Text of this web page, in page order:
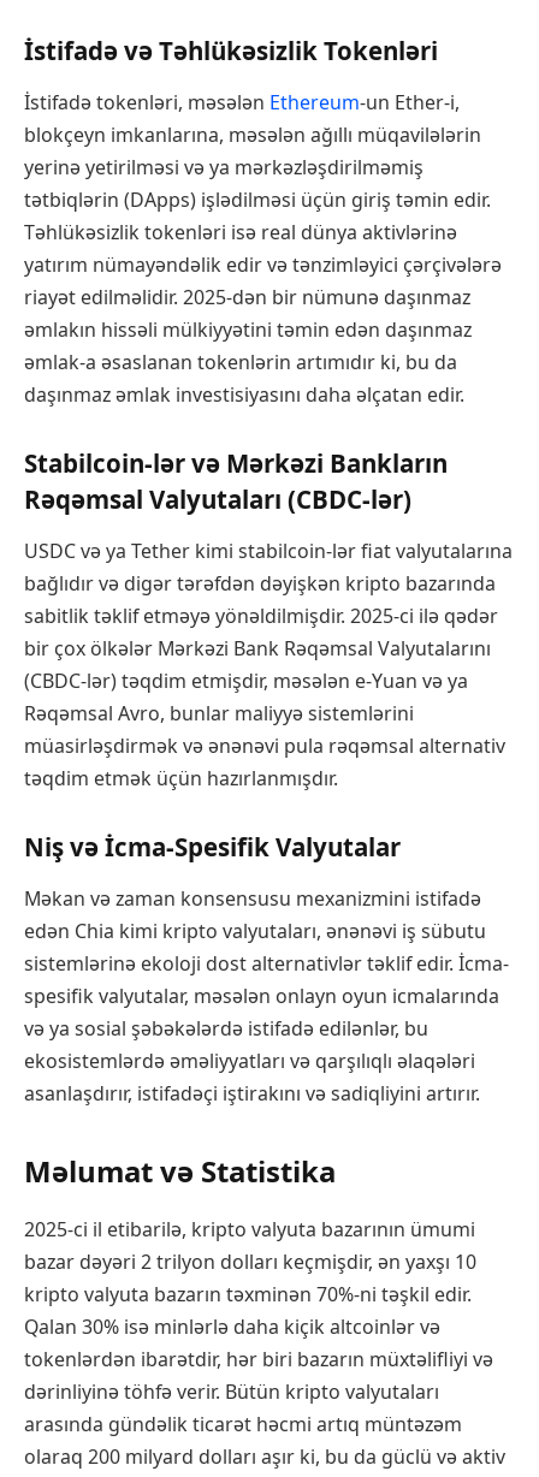
İstifadə və Təhlükəsizlik Tokenləri
İstifadə tokenləri, məsələn Ethereum-un Ether-i,
blokçeyn imkanlarına, məsələn ağıllı müqavilələrin
yerinə yetirilməsi və ya mərkəzləşdirilməmiş
tətbiqlərin (DApps) işlədilməsi üçün giriş təmin edir.
Təhlükəsizlik tokenləri isə real dünya aktivlərinə
yatırım nümayəndəlik edir və tənzimləyici çərçivələrə
riayət edilməlidir. 2025-dən bir nümunə daşınmaz
əmlakın hissəli mülkiyyətini təmin edən daşınmaz
əmlak-a əsaslanan tokenlərin artımıdır ki, bu da
daşınmaz əmlak investisiyasını daha əlçatan edir.
Stabilcoin-lər və Mərkəzi Bankların
Rəqəmsal Valyutaları (CBDC-lər)
USDC və ya Tether kimi stabilcoin-lər fiat valyutalarına
bağlıdır və digər tərəfdən dəyişkən kripto bazarında
sabitlik təklif etməyə yönəldilmişdir. 2025-ci ilə qədər
bir çox ölkələr Mərkəzi Bank Rəqəmsal Valyutalarını
(CBDC-lər) təqdim etmişdir, məsələn e-Yuan və ya
Rəqəmsal Avro, bunlar maliyyə sistemlərini
müasirləşdirmək və ənənəvi pula rəqəmsal alternativ
təqdim etmək üçün hazırlanmışdır.
Niş və İcma-Spesifik Valyutalar
Məkan və zaman konsensusu mexanizmini istifadə
edən Chia kimi kripto valyutaları, ənənəvi iş sübutu
sistemlərinə ekoloji dost alternativlər təklif edir. İcma-
spesifik valyutalar, məsələn onlayn oyun icmalarında
və ya sosial şəbəkələrdə istifadə edilənlər, bu
ekosistemlərdə əməliyyatları və qarşılıqlı əlaqələri
asanlaşdırır, istifadəçi iştirakını və sadiqliyini artırır.
Məlumat və Statistika
2025-ci il etibarilə, kripto valyuta bazarının ümumi
bazar dəyəri 2 trilyon dolları keçmişdir, ən yaxşı 10
kripto valyuta bazarın təxminən 70%-ni təşkil edir.
Qalan 30% isə minlərlə daha kiçik altcoinlər və
tokenlərdən ibarətdir, hər biri bazarın müxtəlifliyi və
dərinliyinə töhfə verir. Bütün kripto valyutaları
arasında gündəlik ticarət həcmi artıq müntəzəm
olaraq 200 milyard dolları aşır ki, bu da güclü və aktiv